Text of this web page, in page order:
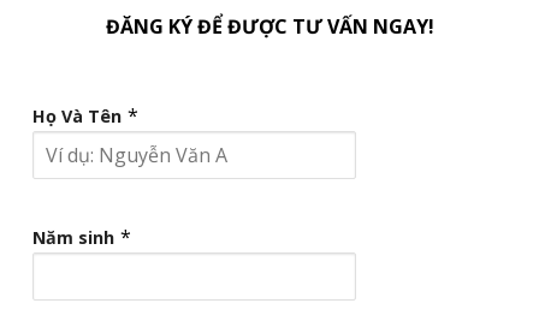
ĐĂNG KÝ ĐỂ ĐƯỢC TƯ VẤN NGAY!
Họ Và Tên *
Năm sinh *